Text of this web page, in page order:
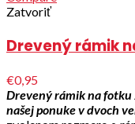
Zatvoriť
Drevený rámik
€0,95
Drevený rámik na
našej ponuke v dvoch